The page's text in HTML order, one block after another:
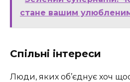
стане вашим
Спільні інтереси
Люди, яких об’єднує хоч